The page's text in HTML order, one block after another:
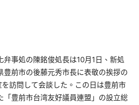
事処の陳銘俊処長は10月1日、新処
豊前市の後藤元秀市長に表敬の挨拶の
訪問して会談した。この日は豊前市
「豊前市台湾友好議員連盟」の設立総